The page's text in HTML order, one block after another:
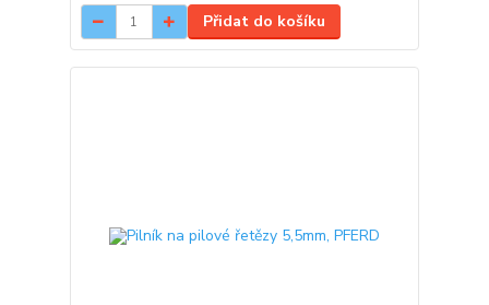
Přidat do košíku